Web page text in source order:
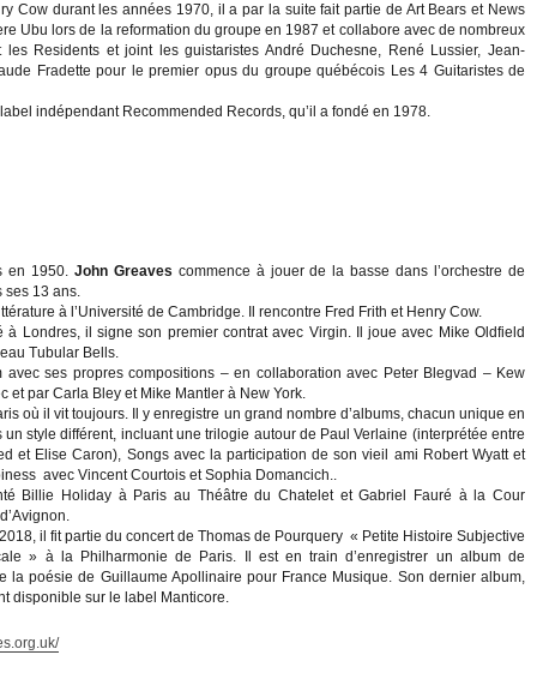
Cow durant les années 1970, il a par la suite fait partie de Art Bears et News
Ubu lors de la reformation du groupe en 1987 et collabore avec de nombreux
les Residents et joint les guistaristes André Duchesne, René Lussier, Jean-
Fradette pour le premier opus du groupe québécois Les 4 Guitaristes de
indépendant Recommended Records, qu’il a fondé en 1978.
en 1950. John Greaves commence à jouer de la basse dans l’orchestre de
ses 13 ans.
à l’Université de Cambridge. Il rencontre Fred Frith et Henry Cow.
à Londres, il signe son premier contrat avec Virgin. Il joue avec Mike Oldfield
Tubular Bells.
avec ses propres compositions – en collaboration avec Peter Blegvad – Kew
et par Carla Bley et Mike Mantler à New York.
où il vit toujours. Il y enregistre un grand nombre d’albums, chacun unique en
style différent, incluant une trilogie autour de Paul Verlaine (interprétée entre
et Elise Caron), Songs avec la participation de son vieil ami Robert Wyatt et
avec Vincent Courtois et Sophia Domancich..
Billie Holiday à Paris au Théâtre du Chatelet et Gabriel Fauré à la Cour
il fit partie du concert de Thomas de Pourquery « Petite Histoire Subjective
» à la Philharmonie de Paris. Il est en train d’enregistrer un album de
la poésie de Guillaume Apollinaire pour France Musique. Son dernier album,
disponible sur le label Manticore.